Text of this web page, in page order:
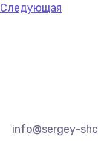
Следующая
info@sergey-